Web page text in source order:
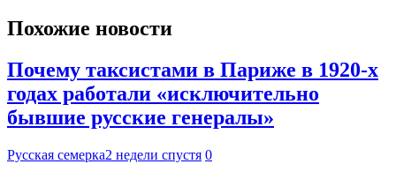
Похожие новости
Почему таксистами в Париже в 1920-х
годах работали «исключительно
бывшие русские генералы»
Русская семерка2 недели спустя 0